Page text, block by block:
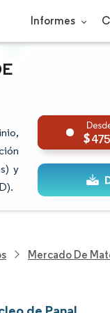
Informes
y
Mercado De